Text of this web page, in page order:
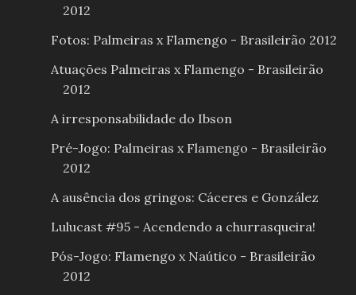
2012
Fotos: Palmeiras x Flamengo - Brasileirão 2012
Atuações Palmeiras x Flamengo - Brasileirão
2012
A irresponsabilidade do Ibson
Pré-Jogo: Palmeiras x Flamengo - Brasileirão
2012
A ausência dos gringos: Cáceres e González
Lulucast #95 - Acendendo a churrasqueira!
Pós-Jogo: Flamengo x Naútico - Brasileirão
2012